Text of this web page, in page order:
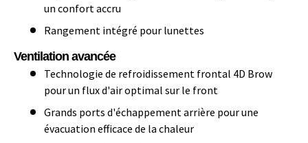
un confort accru
Rangement intégré pour lunettes
Ventilation avancée
Technologie de refroidissement frontal 4D Brow
pour un flux d'air optimal sur le front
Grands ports d'échappement arrière pour une
évacuation efficace de la chaleur